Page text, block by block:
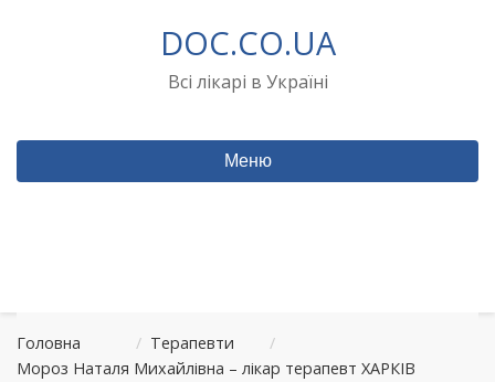
DOC.CO.UA
Всі лікарі в Україні
Меню
Головна / Терапевти
/
Мороз Наталя Михайлівна – лікар терапевт ХАРКІВ